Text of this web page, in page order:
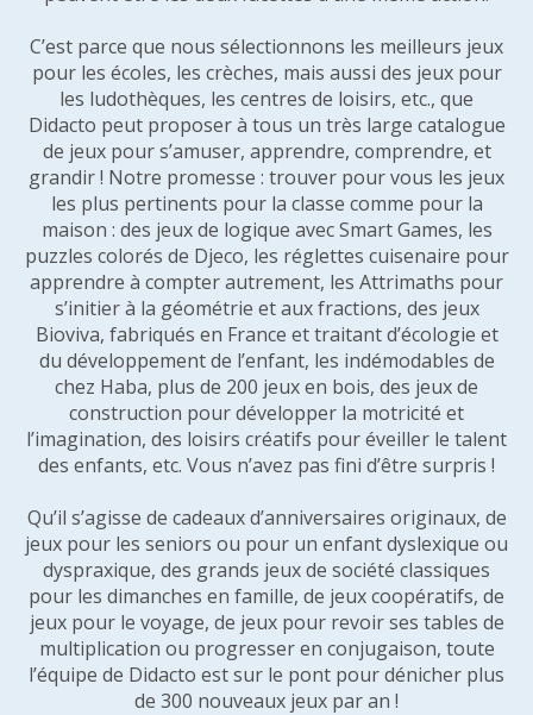
C’est parce que nous sélectionnons les meilleurs jeux
pour les écoles, les crèches, mais aussi des jeux pour
les ludothèques, les centres de loisirs, etc., que
Didacto peut proposer à tous un très large catalogue
de jeux pour s’amuser, apprendre, comprendre, et
grandir ! Notre promesse : trouver pour vous les jeux
les plus pertinents pour la classe comme pour la
maison : des jeux de logique avec Smart Games, les
puzzles colorés de Djeco, les réglettes cuisenaire pour
apprendre à compter autrement, les Attrimaths pour
s’initier à la géométrie et aux fractions, des jeux
Bioviva, fabriqués en France et traitant d’écologie et
du développement de l’enfant, les indémodables de
chez Haba, plus de 200 jeux en bois, des jeux de
construction pour développer la motricité et
l’imagination, des loisirs créatifs pour éveiller le talent
des enfants, etc. Vous n’avez pas fini d’être surpris !
Qu’il s’agisse de cadeaux d’anniversaires originaux, de
jeux pour les seniors ou pour un enfant dyslexique ou
dyspraxique, des grands jeux de société classiques
pour les dimanches en famille, de jeux coopératifs, de
jeux pour le voyage, de jeux pour revoir ses tables de
multiplication ou progresser en conjugaison, toute
l’équipe de Didacto est sur le pont pour dénicher plus
de 300 nouveaux jeux par an !